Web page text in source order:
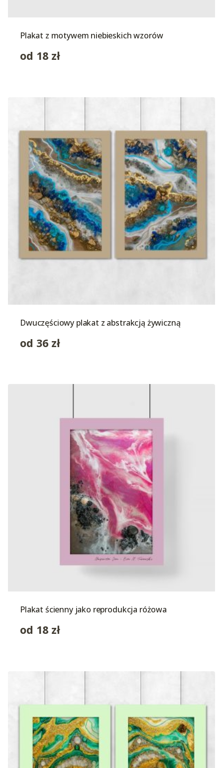
Plakat z motywem niebieskich wzorów
od 18 zł
Dwuczęściowy plakat z abstrakcją żywiczną
od 36 zł
Plakat ścienny jako reprodukcja różowa
od 18 zł